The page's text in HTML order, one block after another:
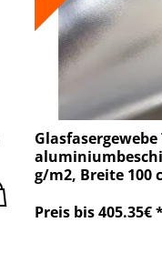
Glasfasergewebe
g/m2, Breite 100
Preis bis 405.35€